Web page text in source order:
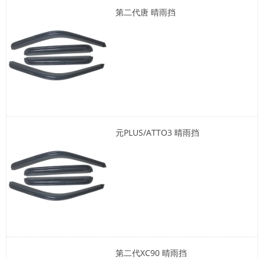
第二代唐 晴雨挡
元PLUS/ATTO3 晴雨挡
第二代XC90 晴雨挡